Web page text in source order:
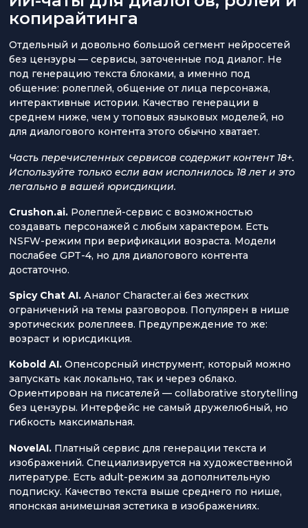
копирайтинга
Отдельный и довольно большой сегмент нейросетей
без цензуры — сервисы, заточенные под диалог. Не
под генерацию текста блоками, а именно под
общение: ролеплей, общение от лица персонажа,
интерактивные истории. Качество генерации в
среднем ниже, чем у топовых языковых моделей, но
для диалогового контента этого обычно хватает.
Часть перечисленных сервисов содержит контент 18+.
Используйте только если вам исполнилось 18 лет и это
легально в вашей юрисдикции.
Crushon.ai. Ролеплей-сервис с возможностью
создавать персонажей с любым характером. Есть
NSFW-режим при верификации возраста. Модели
послабее GPT-4, но для диалогового контента
достаточно.
Spicy Chat AI. Аналог Character.ai без жестких
ограничений на темы разговоров. Популярен в нише
эротических ролеплеев. Предупреждение то же:
возраст и юрисдикция.
Kobold AI. Опенсорсный инструмент, который можно
запускать как локально, так и через облако.
Ориентирован на писателей — collaborative storytelling
без цензуры. Интерфейс не самый дружелюбный, но
гибкость максимальная.
NovelAI. Платный сервис для генерации текста и
изображений. Специализируется на художественной
литературе. Есть adult-режим за дополнительную
подписку. Качество текста выше среднего по нише,
японская анимешная эстетика в изображениях.